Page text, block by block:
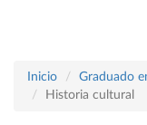
Inicio Graduado
Historia cultural